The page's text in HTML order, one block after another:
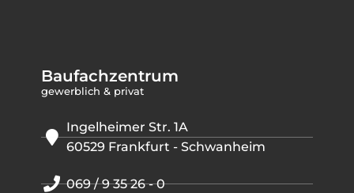
Baufachzentrum
gewerblich & privat
Ingelheimer Str. 1A
60529 Frankfurt - Schwanheim
069 / 9 35 26 - 0